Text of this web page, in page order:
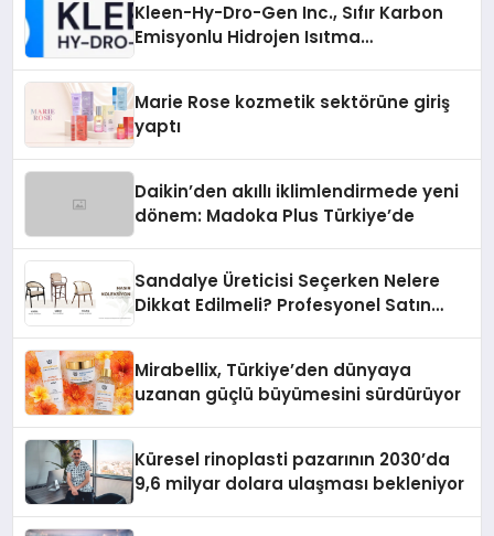
Kleen-Hy-Dro-Gen Inc., Sıfır Karbon
Emisyonlu Hidrojen Isıtma
Marie Rose kozmetik sektörüne giriş
yaptı
Daikin’den akıllı iklimlendirmede yeni
dönem: Madoka Plus Türkiye’de
Sandalye Üreticisi Seçerken Nelere
Dikkat Edilmeli? Profesyonel Satın
Mirabellix, Türkiye’den dünyaya
uzanan güçlü büyümesini sürdürüyor
Küresel rinoplasti pazarının 2030’da
9,6 milyar dolara ulaşması bekleniyor